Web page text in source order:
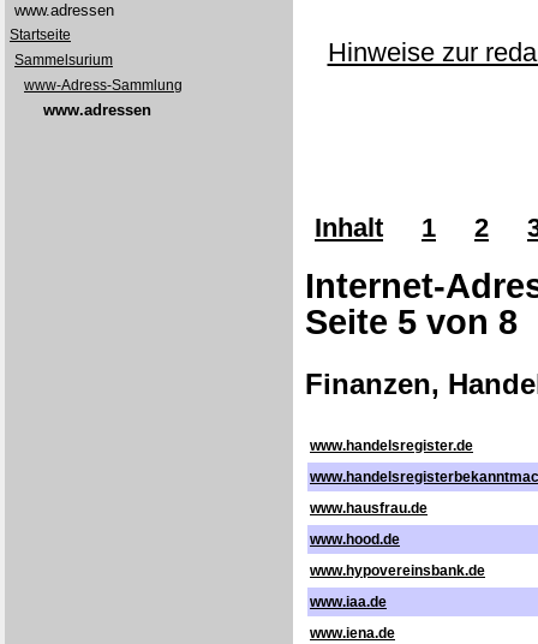
www.adressen
Startseite
Sammelsurium
www-Adress-Sammlung
www.adressen
Hinweise zur
Inhalt 1 2
Internet-
Seite 5 von 8
Finanzen,
www.handelsregister.de
www.hausfrau.de
www.hood.de
www.hypovereinsbank.de
www.iaa.de
www.iena.de